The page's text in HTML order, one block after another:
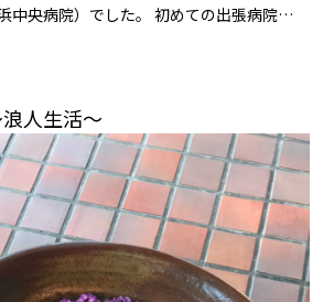
中央病院）でした。 初めての出張病院…
人生活〜